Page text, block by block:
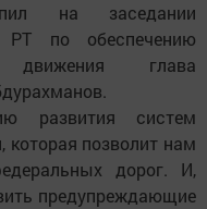
на заседании
РТ по обеспечению
движения глава
развития систем
которая позволит нам
дорог. И,
предупреждающие